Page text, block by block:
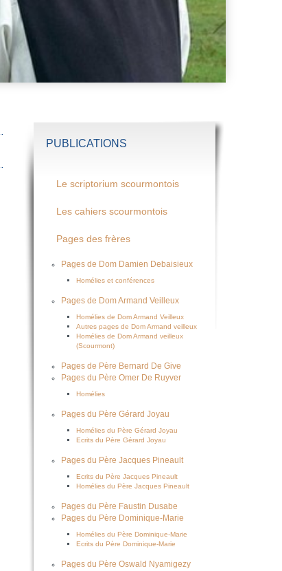
PUBLICATIONS
Le scriptorium scourmontois
Les cahiers scourmontois
Pages des frères
Pages de Dom Damien Debaisieux
Homélies et conférences
Pages de Dom Armand Veilleux
Homélies de Dom Armand Veilleux
Autres pages de Dom Armand veilleux
Homélies de Dom Armand veilleux
(Scourmont)
Pages de Père Bernard De Give
Pages du Père Omer De Ruyver
Homélies
Pages du Père Gérard Joyau
Homélies du Père Gérard Joyau
Ecrits du Père Gérard Joyau
Pages du Père Jacques Pineault
Ecrits du Père Jacques Pineault
Homélies du Père Jacques Pineault
Pages du Père Faustin Dusabe
Pages du Père Dominique-Marie
Homélies du Père Dominique-Marie
Ecrits du Père Dominique-Marie
Pages du Père Oswald Nyamigezy